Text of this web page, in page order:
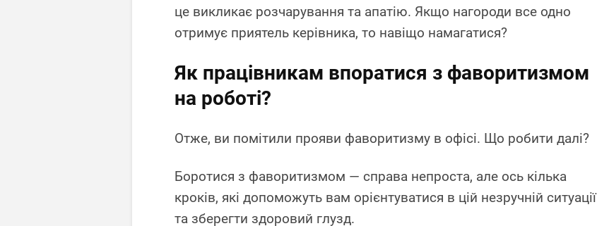
це викликає розчарування та апатію. Якщо нагороди все одно
отримує приятель керівника, то навіщо намагатися?
Як працівникам впоратися з фаворитизмом
на роботі?
Отже, ви помітили прояви фаворитизму в офісі. Що робити далі?
Боротися з фаворитизмом — справа непроста, але ось кілька
кроків, які допоможуть вам орієнтуватися в цій незручній ситуації
та зберегти здоровий глузд.